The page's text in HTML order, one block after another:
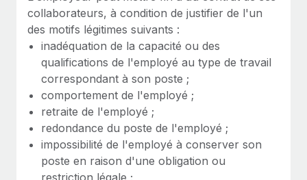
Simplifiez vos processus de présélection des
candidats
Remote Watchtower
Gardez un temps d’avance sur les risques en
matière de conformité
Gestion des appareils
Achetez et suivez vos équipements informatiques
dans le monde entier
ÉTUDES DE CAS
Comment Weaviate, l'as de l'IA, a développé
ses effectifs de 120 % avec Remote
Weaviate en bref Weaviate crée des infrastructures open
source et AI-first. Sa mission est...
En savoir plus
Voir toutes les ressources
BLOG
Paie multipays
EOR et PEO
Gestion des freelances
Taxes
collaborateurs, à condition de justifier de l'un
des motifs légitimes suivants :
inadéquation de la capacité ou des
qualifications de l'employé au type de travail
correspondant à son poste ;
comportement de l'employé ;
retraite de l'employé ;
redondance du poste de l'employé ;
impossibilité de l'employé à conserver son
poste en raison d'une obligation ou
restriction légale ;